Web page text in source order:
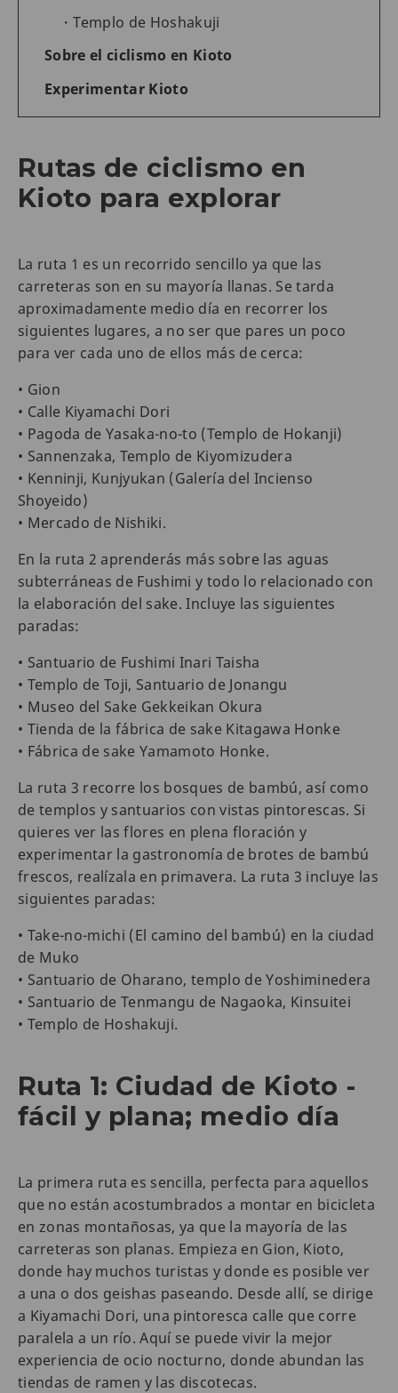
Templo de Hoshakuji
Sobre el ciclismo en Kioto
Experimentar Kioto
Rutas de ciclismo en
Kioto para explorar
La ruta 1 es un recorrido sencillo ya que las
carreteras son en su mayoría llanas. Se tarda
aproximadamente medio día en recorrer los
siguientes lugares, a no ser que pares un poco
para ver cada uno de ellos más de cerca:
• Gion
• Calle Kiyamachi Dori
• Pagoda de Yasaka-no-to (Templo de Hokanji)
• Sannenzaka, Templo de Kiyomizudera
• Kenninji, Kunjyukan (Galería del Incienso
Shoyeido)
• Mercado de Nishiki.
En la ruta 2 aprenderás más sobre las aguas
subterráneas de Fushimi y todo lo relacionado con
la elaboración del sake. Incluye las siguientes
paradas:
• Santuario de Fushimi Inari Taisha
• Templo de Toji, Santuario de Jonangu
• Museo del Sake Gekkeikan Okura
• Tienda de la fábrica de sake Kitagawa Honke
• Fábrica de sake Yamamoto Honke.
La ruta 3 recorre los bosques de bambú, así como
de templos y santuarios con vistas pintorescas. Si
quieres ver las flores en plena floración y
experimentar la gastronomía de brotes de bambú
frescos, realízala en primavera. La ruta 3 incluye las
siguientes paradas:
• Take-no-michi (El camino del bambú) en la ciudad
de Muko
• Santuario de Oharano, templo de Yoshiminedera
• Santuario de Tenmangu de Nagaoka, Kinsuitei
• Templo de Hoshakuji.
Ruta 1: Ciudad de Kioto -
fácil y plana; medio día
La primera ruta es sencilla, perfecta para aquellos
que no están acostumbrados a montar en bicicleta
en zonas montañosas, ya que la mayoría de las
carreteras son planas. Empieza en Gion, Kioto,
donde hay muchos turistas y donde es posible ver
a una o dos geishas paseando. Desde allí, se dirige
a Kiyamachi Dori, una pintoresca calle que corre
paralela a un río. Aquí se puede vivir la mejor
experiencia de ocio nocturno, donde abundan las
tiendas de ramen y las discotecas.